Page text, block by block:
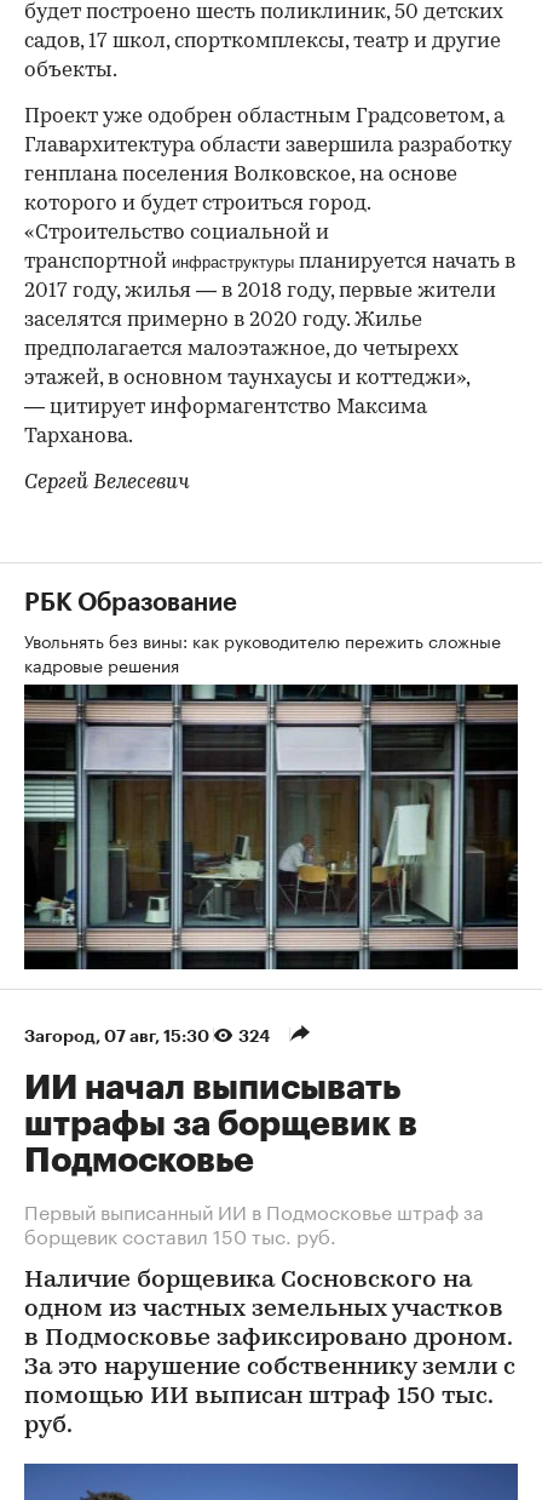
будет построено шесть поликлиник, 50 детских
садов, 17 школ, спорткомплексы, театр и другие
объекты.
Проект уже одобрен областным Градсоветом, а
Главархитектура области завершила разработку
генплана поселения Волковское, на основе
которого и будет строиться город.
«Строительство социальной и
транспортной инфраструктуры планируется начать в
2017 году, жилья — в 2018 году, первые жители
заселятся примерно в 2020 году. Жилье
предполагается малоэтажное, до четырехх
этажей, в основном таунхаусы и коттеджи»,
— цитирует информагентство Максима
Тарханова.
Сергей Велесевич
РБК Образование
Увольнять без вины: как руководителю пережить сложные
кадровые решения
Загород 07 авг, 15:30 324
ИИ начал выписывать
штрафы за борщевик в
Подмосковье
Первый выписанный ИИ в Подмосковье штраф за
борщевик составил 150 тыс. руб.
Наличие борщевика Сосновского на
одном из частных земельных участков
в Подмосковье зафиксировано дроном.
За это нарушение собственнику земли с
помощью ИИ выписан штраф 150 тыс.
руб.